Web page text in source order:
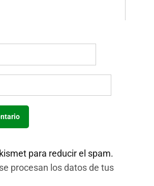
para reducir el spam.
procesan los datos de tus